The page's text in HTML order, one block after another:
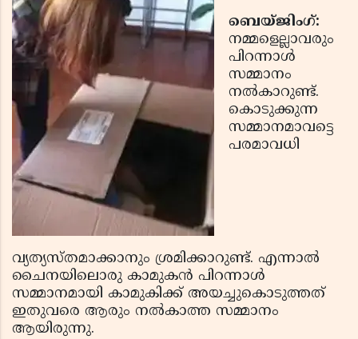
ബെയ്ജിംഗ്:
നമ്മളെല്ലാവരും
പിറന്നാള്‍
സമ്മാനം
നല്‍കാറുണ്ട്.
കൊടുക്കുന്ന
സമ്മാനമാവട്ടെ
പരമാവധി
വ്യത്യസ്തമാക്കാനും ശ്രമിക്കാറുണ്ട്. എന്നാല്‍
ചൈനയിലൊരു കാമുകന്‍ പിറന്നാള്‍
സമ്മാനമായി കാമുകിക്ക് അയച്ചുകൊടുത്തത്
ഇതുവരെ ആരും നല്‍കാത്ത സമ്മാനം
ആയിരുന്നു.